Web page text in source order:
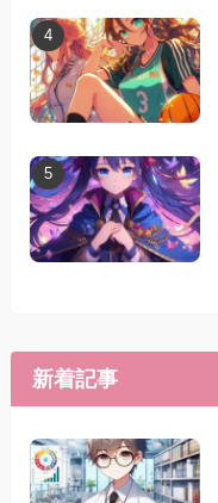
新着記事